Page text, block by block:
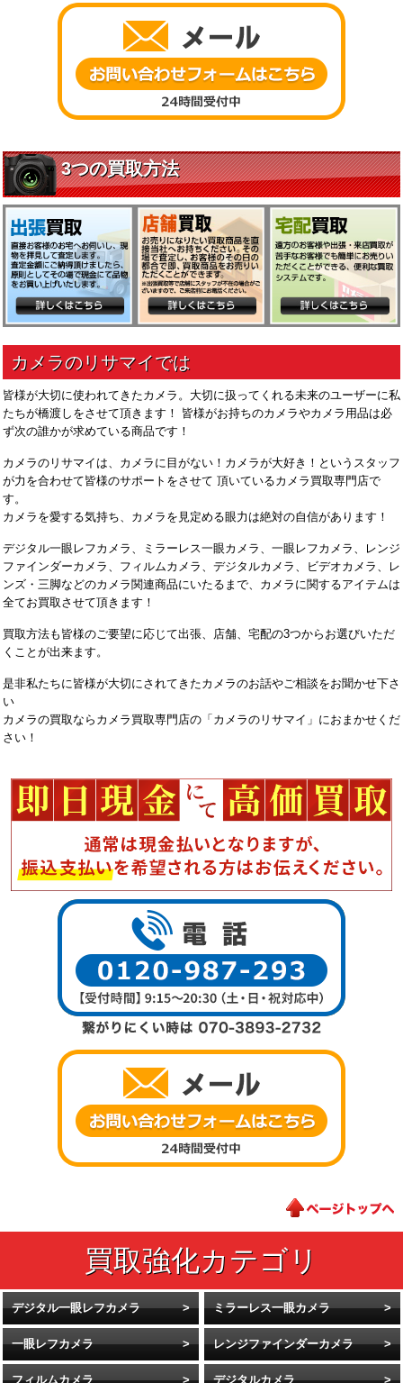
皆様が大切に使われてきたカメラ。大切に扱ってくれる未来のユーザーに私
たちが橋渡しをさせて頂きます！ 皆様がお持ちのカメラやカメラ用品は必
ず次の誰かが求めている商品です！
カメラのリサマイは、カメラに目がない！カメラが大好き！というスタッフ
が力を合わせて皆様のサポートをさせて 頂いているカメラ買取専門店で
す。
カメラを愛する気持ち、カメラを見定める眼力は絶対の自信があります！
デジタル一眼レフカメラ、ミラーレス一眼カメラ、一眼レフカメラ、レンジ
ファインダーカメラ、フィルムカメラ、デジタルカメラ、ビデオカメラ、レ
ンズ・三脚などのカメラ関連商品にいたるまで、カメラに関するアイテムは
全てお買取させて頂きます！
買取方法も皆様のご要望に応じて出張、店舗、宅配の3つからお選びいただ
くことが出来ます。
是非私たちに皆様が大切にされてきたカメラのお話やご相談をお聞かせ下さ
い
カメラの買取ならカメラ買取専門店の「カメラのリサマイ」におまかせくだ
さい！
デジタル一眼レフカメラ ミラーレス一眼カメラ
一眼レフカメラ レンジファインダーカメラ
フィルムカメラ デジタルカメラ